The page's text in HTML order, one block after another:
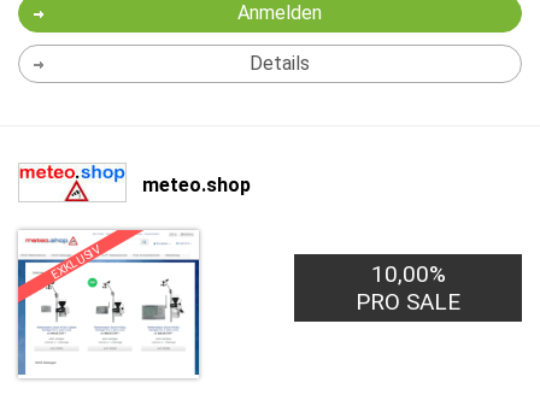
Anmelden
Details
meteo.shop
EXKLUSIV
10,00%
PRO SALE